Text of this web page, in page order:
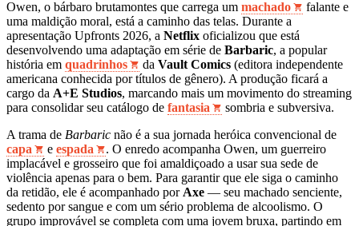
Owen, o bárbaro brutamontes que carrega um machado
falante e
uma maldição moral, está a caminho das telas. Durante a
apresentação Upfronts 2026, a Netflix oficializou que está
desenvolvendo uma adaptação em série de Barbaric, a popular
história em quadrinhos da Vault Comics (editora independente
americana conhecida por títulos de gênero). A produção ficará a
cargo da A+E Studios, marcando mais um movimento do streaming
para consolidar seu catálogo de fantasia
sombria e subversiva.
A trama de Barbaric não é a sua jornada heróica convencional de
capa
e espada
. O enredo acompanha Owen, um guerreiro
implacável e grosseiro que foi amaldiçoado a usar sua sede de
violência apenas para o bem. Para garantir que ele siga o caminho
da retidão, ele é acompanhado por Axe — seu machado senciente,
sedento por sangue e com um sério problema de alcoolismo. O
grupo improvável se completa com uma jovem bruxa, partindo em